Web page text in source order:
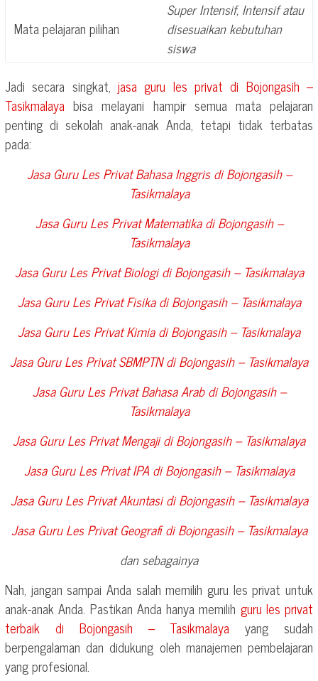
Mata pelajaran pilihan
Super Intensif, Intensif atau
disesuaikan kebutuhan
siswa
Jadi secara singkat, jasa guru les privat di Bojongasih –
Tasikmalaya bisa melayani hampir semua mata pelajaran
penting di sekolah anak-anak Anda, tetapi tidak terbatas
pada:
Jasa Guru Les Privat Bahasa Inggris diBojongasih –
Tasikmalaya
Jasa Guru Les Privat Matematika diBojongasih –
Tasikmalaya
Jasa Guru Les Privat Biologi diBojongasih – Tasikmalaya
Jasa Guru Les Privat Fisika diBojongasih – Tasikmalaya
Jasa Guru Les Privat Kimia diBojongasih – Tasikmalaya
Jasa Guru Les Privat SBMPTN diBojongasih – Tasikmalaya
Jasa Guru Les Privat Bahasa Arab diBojongasih –
Tasikmalaya
Jasa Guru Les Privat Mengaji diBojongasih – Tasikmalaya
Jasa Guru Les Privat IPA diBojongasih – Tasikmalaya
Jasa Guru Les Privat Akuntasi diBojongasih – Tasikmalaya
Jasa Guru Les Privat Geografi diBojongasih – Tasikmalaya
dan sebagainya
Nah, jangan sampai Anda salah memilih guru les privat untuk
anak-anak Anda. Pastikan Anda hanya memilih guru les privat
terbaik di Bojongasih – Tasikmalaya yang sudah
berpengalaman dan didukung oleh manajemen pembelajaran
yang profesional.